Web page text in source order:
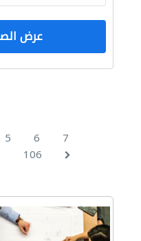
عرض
5 6
7
106